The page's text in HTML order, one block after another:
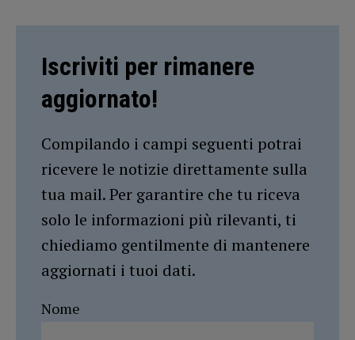
Iscriviti per rimanere
aggiornato!
Compilando i campi seguenti potrai
ricevere le notizie direttamente sulla
tua mail. Per garantire che tu riceva
solo le informazioni più rilevanti, ti
chiediamo gentilmente di mantenere
aggiornati i tuoi dati.
Nome